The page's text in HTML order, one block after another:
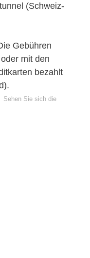
(Schweiz-
Gebühren
mit den
bezahlt
Sehen Sie sich die